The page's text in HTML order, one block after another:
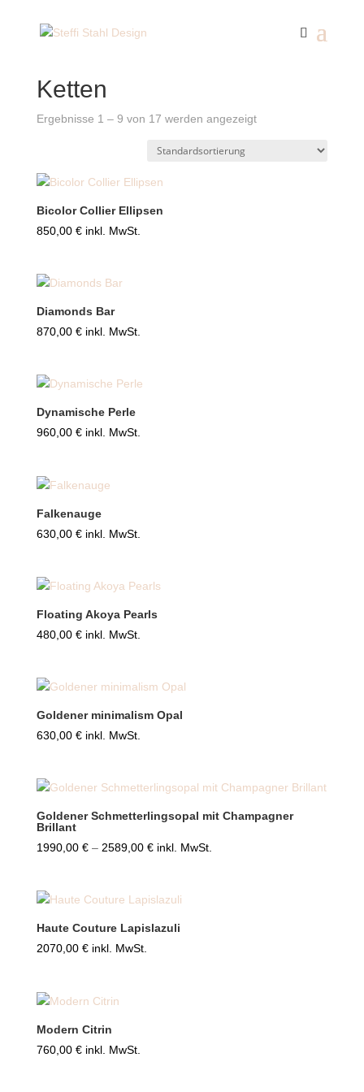
Ketten
Ergebnisse 1 – 9 von 17 werden angezeigt
Bicolor Collier Ellipsen
850,00 € inkl. MwSt.
Diamonds Bar
870,00 € inkl. MwSt.
Dynamische Perle
960,00 € inkl. MwSt.
Falkenauge
630,00 € inkl. MwSt.
Floating Akoya Pearls
480,00 € inkl. MwSt.
Goldener minimalism Opal
630,00 € inkl. MwSt.
Goldener Schmetterlingsopal mit Champagner
Brillant
1990,00 € – 2589,00 €Preisspanne:
2589,00 €
inkl. MwSt.
Haute Couture Lapislazuli
2070,00 € inkl. MwSt.
Modern Citrin
760,00 € inkl. MwSt.